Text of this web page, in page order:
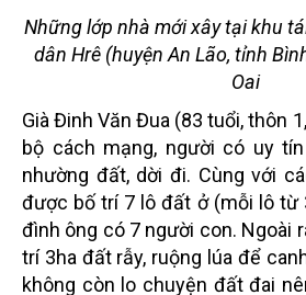
Những lớp nhà mới xây tại khu
dân Hrê (huyện An Lão, tỉnh
Oai
Già Đinh Văn Đua (83 tuổi, thôn
bộ cách mạng, người có uy
nhường đất, dời đi. Cùng với
được bố trí 7 lô đất ở (mỗi lô từ
đình ông có 7 người con. Ngoài
trí 3ha đất rẫy, ruộng lúa để
không còn lo chuyện đất đai